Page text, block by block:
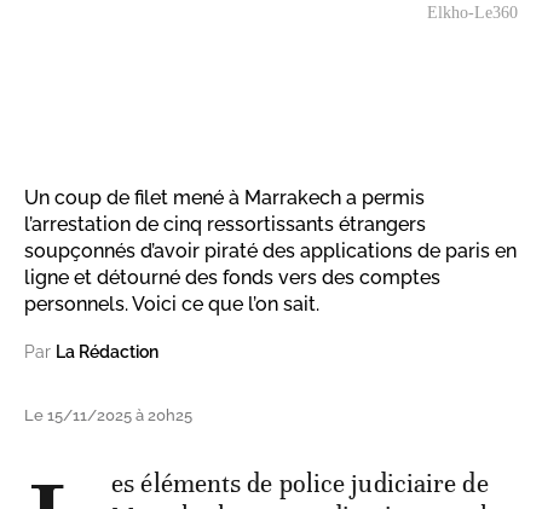
Elkho-Le360
Un coup de filet mené à Marrakech a permis
l’arrestation de cinq ressortissants étrangers
soupçonnés d’avoir piraté des applications de paris en
ligne et détourné des fonds vers des comptes
personnels. Voici ce que l’on sait.
Par La Rédaction
Le 15/11/2025 à 20h25
es éléments de police judiciaire de